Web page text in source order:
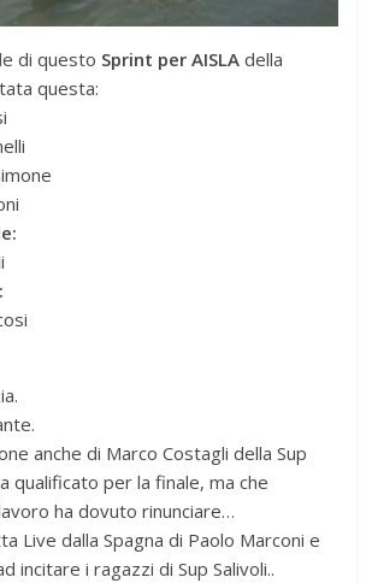
di questo Sprint per AISLA della
questa:
anche di Marco Costagli della Sup
qualificato per la finale, ma che
ha dovuto rinunciare…
Live dalla Spagna di Paolo Marconi e
incitare i ragazzi di Sup Salivoli..